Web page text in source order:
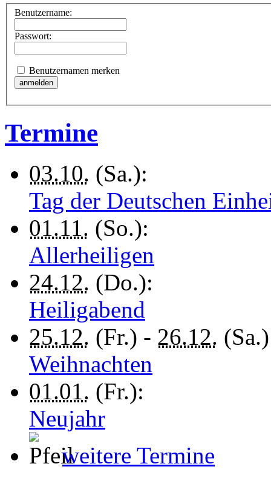
Benutzername:
Passwort:
Benutzernamen merken
Termine
03.10. (Sa.):
Tag der Deutschen
01.11. (So.):
Allerheiligen
24.12. (Do.):
Heiligabend
25.12. (Fr.) - 26.12.
Weihnachten
01.01. (Fr.):
Neujahr
weitere Termine